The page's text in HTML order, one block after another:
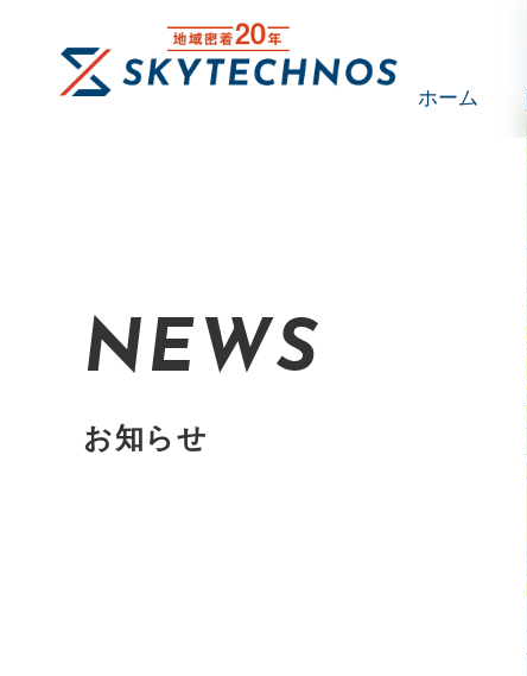
ホーム
NEWS
お知らせ